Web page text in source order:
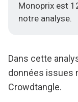
Monoprix est
notre analyse.
Dans cette
données issues
Crowdtangle.